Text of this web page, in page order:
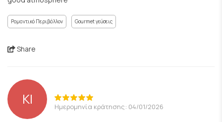
Ρομαντικό Περιβάλλον Gourmet γεύσεις
Share
ΚΙ Ημερομηνία κράτησης: 04/01/2026